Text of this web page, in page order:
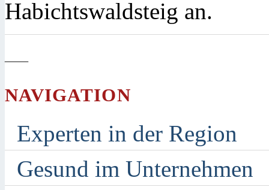
Habichtswaldsteig an.
—
NAVIGATION
Experten in der Region
Gesund im Unternehmen